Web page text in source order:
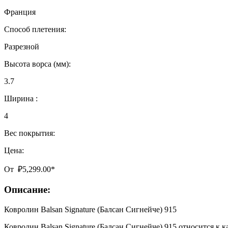
Франция
Способ плетения:
Разрезной
Высота ворса (мм):
3.7
Ширина :
4
Вес покрытия:
Цена:
От ₽5,299.00*
Описание:
Ковролин Balsan Signature (Балсан Сигнейче) 915